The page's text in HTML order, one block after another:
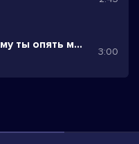
Как твои дела почему ты опять молчишь
3:00